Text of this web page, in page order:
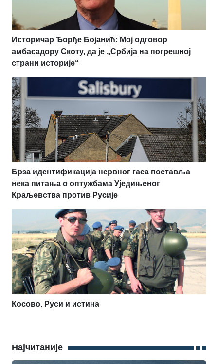
Историчар Ђорђе Бојанић: Мој одговор
амбасадору Скоту, да је ,,Србија на погрешној
страни историје“
Брза идентификација нервног гаса поставља
нека питања о оптужбама Уједињеног
Краљевства против Русије
Косово, Руси и истина
Најчитаније